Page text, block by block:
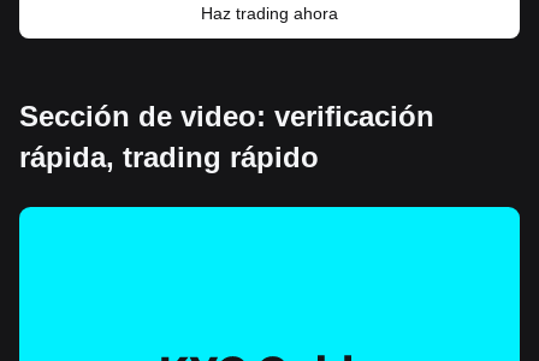
Haz trading ahora
Sección de video: verificación
rápida, trading rápido